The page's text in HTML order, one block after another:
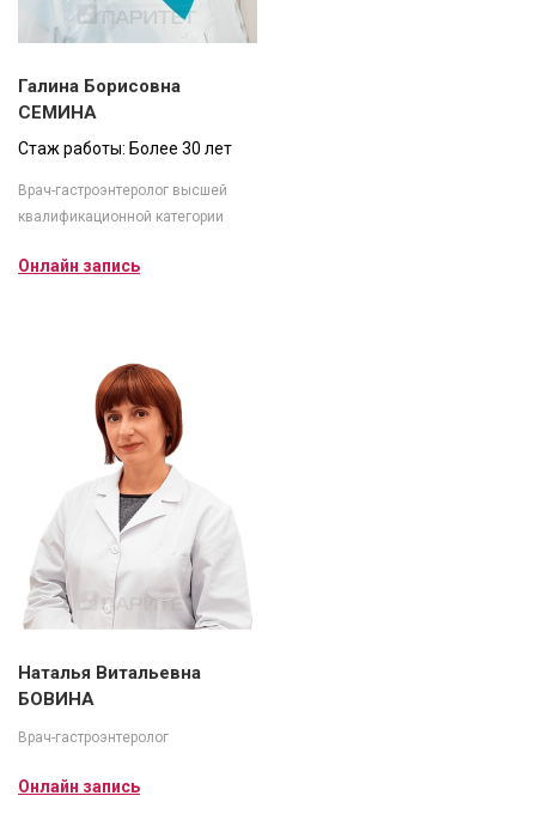
Галина Борисовна
СЕМИНА
Стаж работы: Более 30 лет
Врач-гастроэнтеролог высшей
квалификационной категории
Онлайн запись
Наталья Витальевна
БОВИНА
Врач-гастроэнтеролог
Онлайн запись